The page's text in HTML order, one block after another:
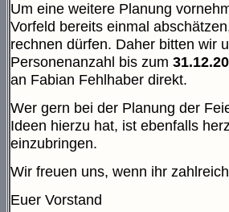
Um eine weitere Planung
Vorfeld bereits einmal
rechnen dürfen. Daher bitten wir
Personenanzahl bis zum
an Fabian Fehlhaber direkt.
Wer gern bei der Planung der
Ideen hierzu hat, ist ebenfalls
einzubringen.
Wir freuen uns, wenn ihr
Euer Vorstand